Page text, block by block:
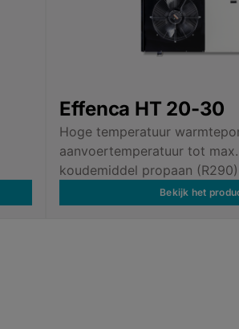
Effenca HT 20-30
Hoge temperatuur
aanvoertemperatuur tot
koudemiddel propaan
Bekijk het